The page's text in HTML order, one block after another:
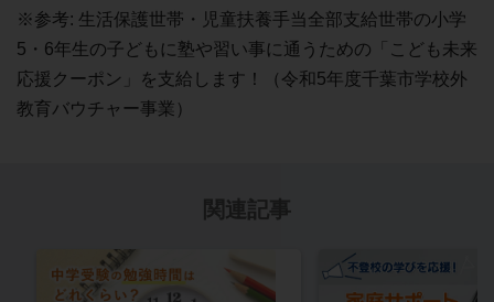
※参考: 生活保護世帯・児童扶養手当全部支給世帯の小学
5・6年生の子どもに塾や習い事に通うための「こども未来
応援クーポン」を支給します！（令和5年度千葉市学校外
教育バウチャー事業）
関連記事